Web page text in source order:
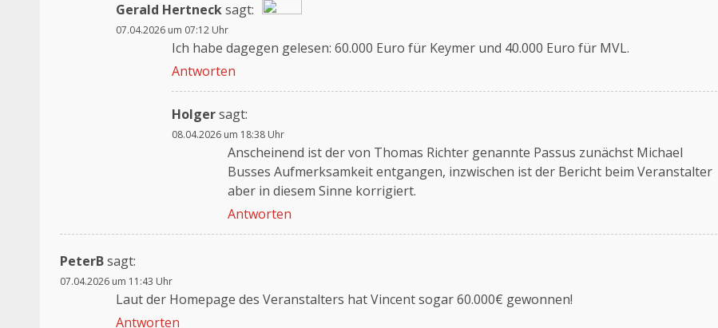
Gerald Hertnecksagt:
Das „Echte-Person“-Abzeichen!
Anti-Spam von CleanTalk
07.04.2026 um 07:12 Uhr
Ich habe dagegen gelesen: 60.000 Euro für Keymer und 40.000 Euro für MVL.
Antworten
Holgersagt:
08.04.2026 um 18:38 Uhr
Anscheinend ist der von Thomas Richter genannte Passus zunächst Michael
Busses Aufmerksamkeit entgangen, inzwischen ist der Bericht beim Veranstalter
aber in diesem Sinne korrigiert.
Antworten
PeterBsagt:
07.04.2026 um 11:43 Uhr
Laut der Homepage des Veranstalters hat Vincent sogar 60.000€ gewonnen!
Antworten